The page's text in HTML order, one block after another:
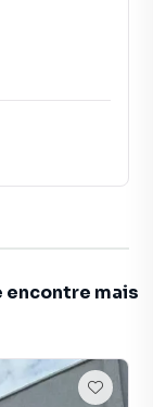
encontre mais